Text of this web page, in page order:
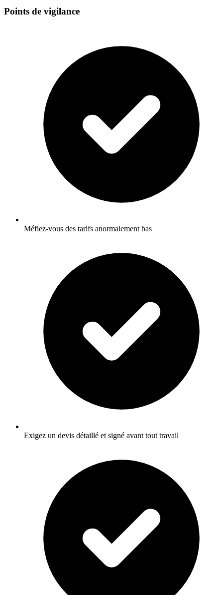
Points de vigilance
Méfiez-vous des tarifs anormalement bas
Exigez un devis détaillé et signé avant tout travail